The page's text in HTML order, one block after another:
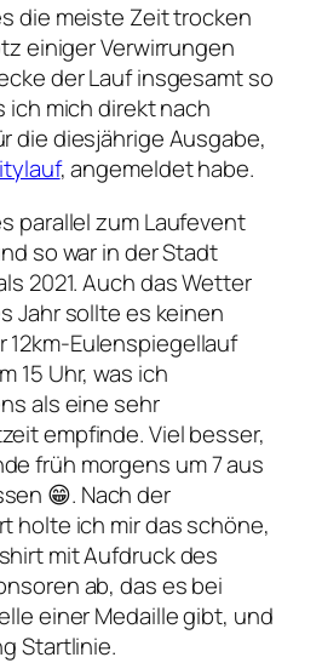
die meiste Zeit trocken
einiger Verwirrungen
der Lauf insgesamt so
mich direkt nach
die diesjährige Ausgabe,
, angemeldet habe.
parallel zum Laufevent
so war in der Stadt
2021. Auch das Wetter
Jahr sollte es keinen
12km-Eulenspiegellauf
15 Uhr, was ich
als eine sehr
empfinde. Viel besser,
früh morgens um 7 aus
😁. Nach der
holte ich mir das schöne,
mit Aufdruck des
ab, das es bei
einer Medaille gibt, und
Startlinie.